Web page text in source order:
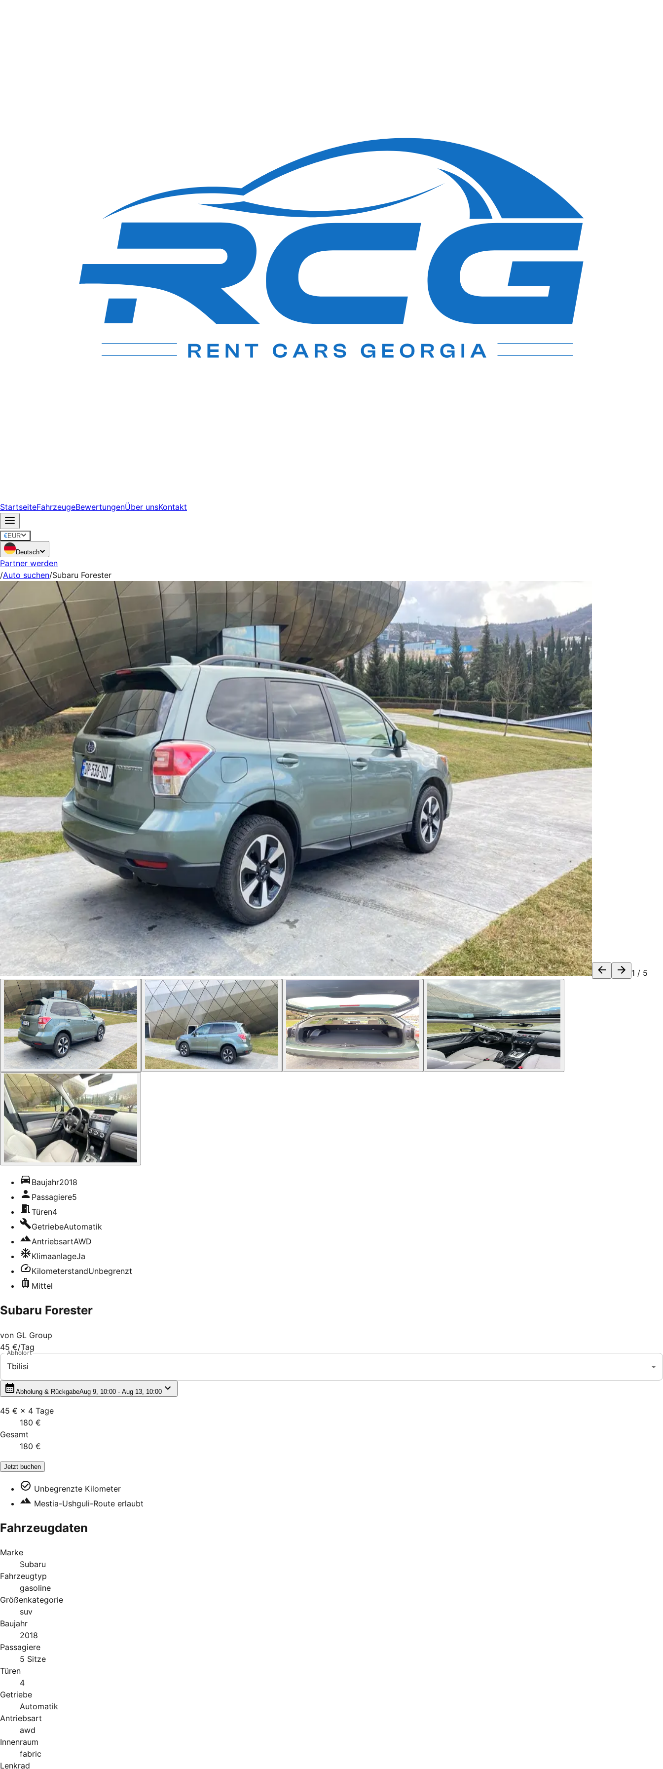
StartseiteFahrzeugeBewertungenÜber unsKontakt
€EUR
Deutsch
Partner werden
/Auto suchen/Subaru Forester
1 / 5
Baujahr2018
Passagiere5
Türen4
GetriebeAutomatik
AntriebsartAWD
KlimaanlageJa
KilometerstandUnbegrenzt
Mittel
Subaru Forester
von GL Group
45 €/Tag
Abholort
Tbilisi
Abholung & RückgabeAug 9, 10:00 - Aug 13, 10:00
45 € × 4 Tage
180 €
Gesamt
180 €
Jetzt buchen
Unbegrenzte Kilometer
Mestia-Ushguli-Route erlaubt
Fahrzeugdaten
Marke
Subaru
Fahrzeugtyp
gasoline
Größenkategorie
suv
Baujahr
2018
Passagiere
5 Sitze
Türen
4
Getriebe
Automatik
Antriebsart
awd
Innenraum
fabric
Lenkrad